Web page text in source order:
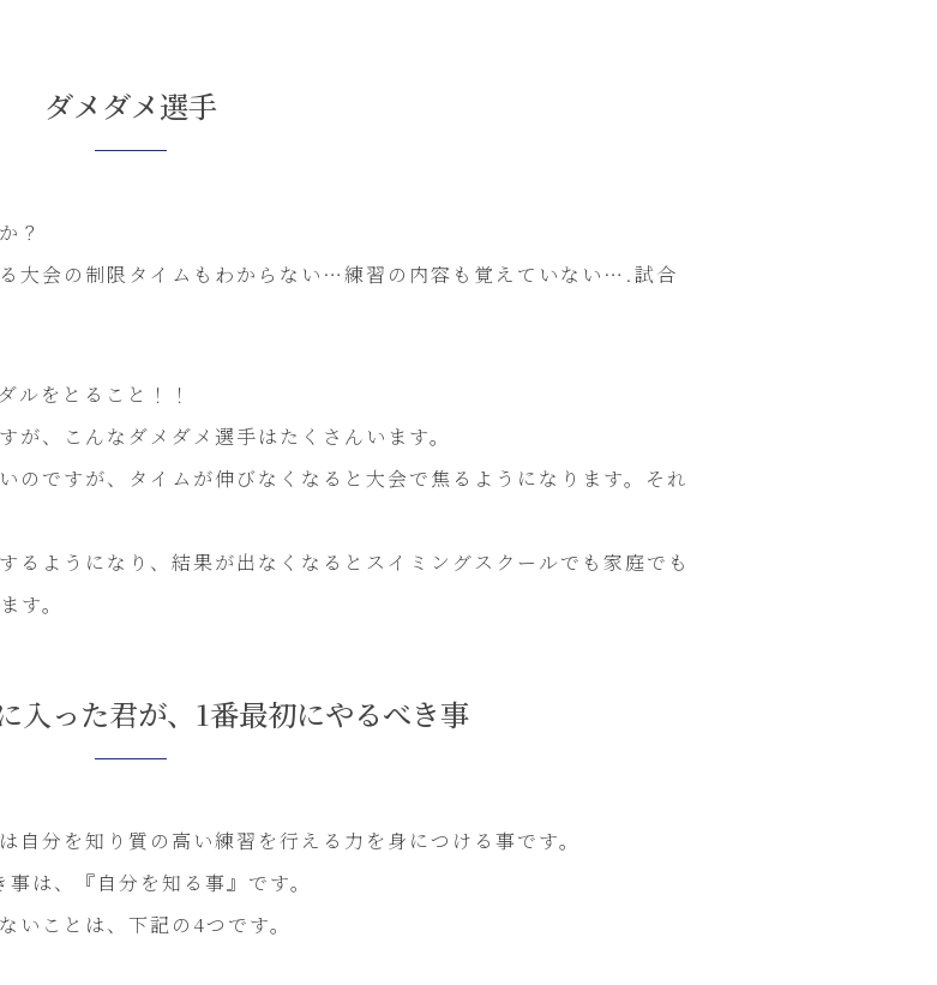
ダメダメ選手
？
大会の制限タイムもわからない…練習の内容も覚えていない….試合
ルをとること！！
、こんなダメダメ選手はたくさんいます。
のですが、タイムが伸びなくなると大会で焦るようになります。それ
るようになり、結果が出なくなるとスイミングスクールでも家庭でも
す。
入った君が、1番最初にやるべき事
分を知り質の高い練習を行える力を身につける事です。
は、『自分を知る事』です。
いことは、下記の4つです。